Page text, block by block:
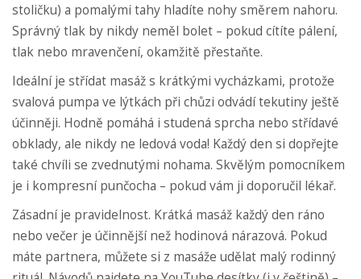
stoličku) a pomalými tahy hladíte nohy směrem nahoru.
Správný tlak by nikdy neměl bolet – pokud cítíte pálení,
tlak nebo mravenčení, okamžitě přestaňte.
Ideální je střídat masáž s krátkými vycházkami, protože
svalová pumpa ve lýtkách při chůzi odvádí tekutiny ještě
účinněji. Hodně pomáhá i studená sprcha nebo střídavé
obklady, ale nikdy ne ledová voda! Každý den si dopřejte
také chvíli se zvednutými nohama. Skvělým pomocníkem
je i kompresní punčocha – pokud vám ji doporučil lékař.
Zásadní je pravidelnost. Krátká masáž každý den ráno
nebo večer je účinnější než hodinová nárazová. Pokud
máte partnera, můžete si z masáže udělat malý rodinný